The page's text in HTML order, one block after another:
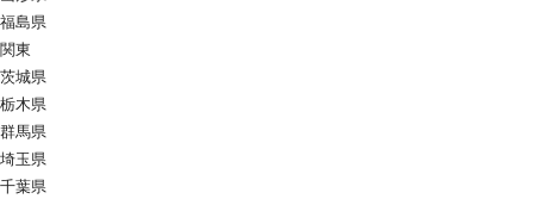
福島県
関東
茨城県
栃木県
群馬県
埼玉県
千葉県